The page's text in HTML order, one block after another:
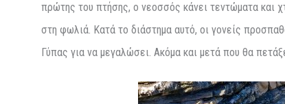
πρώτης του πτήσης, ο νεοσσός κάνει τεντώματα και
στη φωλιά. Κατά το διάστημα αυτό, οι γονείς
Γύπας για να μεγαλώσει. Ακόμα και μετά που θα